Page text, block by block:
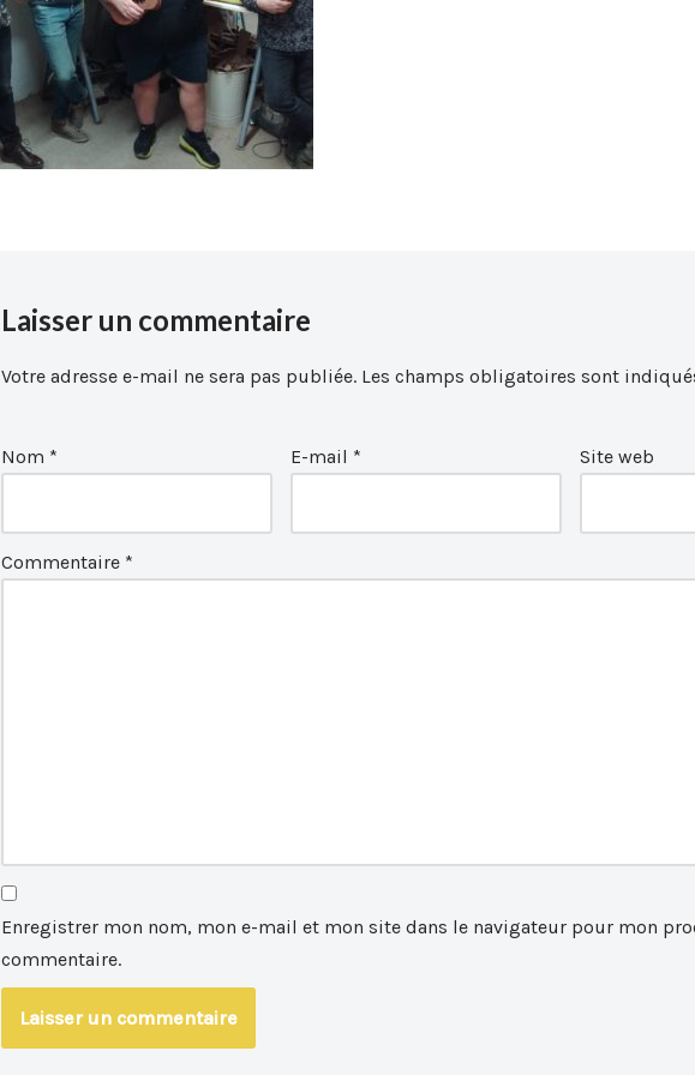
Laisser un commentaire
Votre adresse e-mail ne sera pas publiée. Les champs obligatoires sont
Nom * E-mail * Site web
Commentaire *
Enregistrer mon nom, mon e-mail et mon site dans le navigateur pour mon
commentaire.